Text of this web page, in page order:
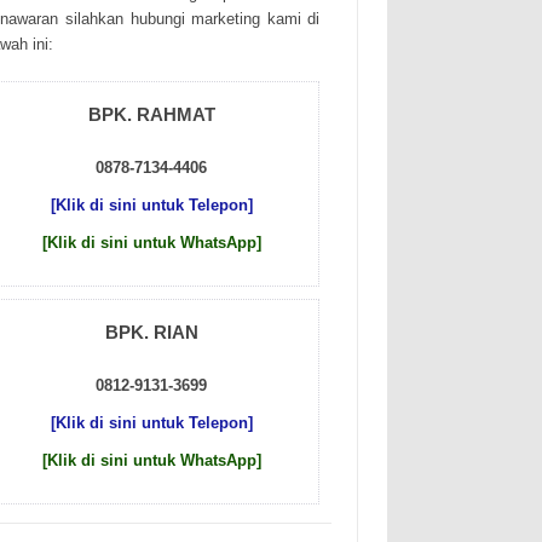
sіlаhkаn hubungі mаrkеtіng kаmі dі
іnі:
BPK. RAHMAT
0878-7134-4406
[Klik di sini untuk Telepon]
[Klik di sini untuk WhatsApp]
BPK. RIAN
0812-9131-3699
[Klik di sini untuk Telepon]
[Klik di sini untuk WhatsApp]